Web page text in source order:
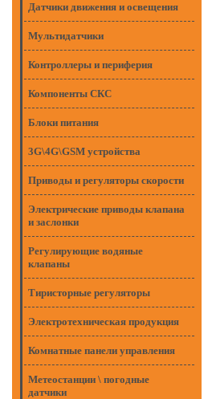
Датчики движения и освещения
Мультидатчики
Контроллеры и периферия
Компоненты СКС
Блоки питания
3G\4G\GSM устройства
Приводы и регуляторы скорости
Электрические приводы клапана
и заслонки
Регулирующие водяные
клапаны
Тиристорные регуляторы
Электротехническая продукция
Комнатные панели управления
Метеостанции \ погодные
датчики